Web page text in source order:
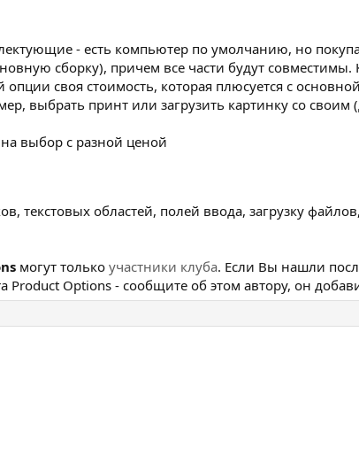
- есть компьютер по умолчанию, но
сборку), причем все части будут
своя стоимость, которая плюсуется с
выбрать принт или загрузить картинку со своим
выбор с разной ценой
текстовых областей, полей ввода, загрузку
могут только участники клуба. Если Вы нашли
Options - сообщите об этом автору, он